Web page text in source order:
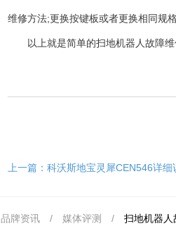
维修方法;更换按键板或者更换相同规格
以上就是简单的扫地机器人故障
上一篇： 科沃斯地宝灵犀CEN546详细
品牌资讯 / 媒体评测 / 扫地机器人